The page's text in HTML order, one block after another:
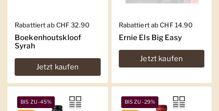
Regulärer Preis
Rabattiert ab CHF 32.90
Boekenhoutskloof
Syrah
Jetzt kaufen
Regulärer Preis
Rabattiert ab CHF 14.90
Ernie Els Big Easy
Jetzt kaufen
BIS ZU -45% BIS ZU -29%